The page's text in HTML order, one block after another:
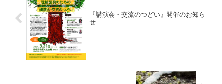
『講演会・交流のつどい』開催のお知ら
せ